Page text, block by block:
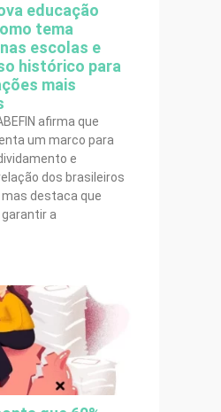
educação
tema
escolas e
histórico para
mais
afirma que
um marco para
e
dos brasileiros
mas destaca que
a